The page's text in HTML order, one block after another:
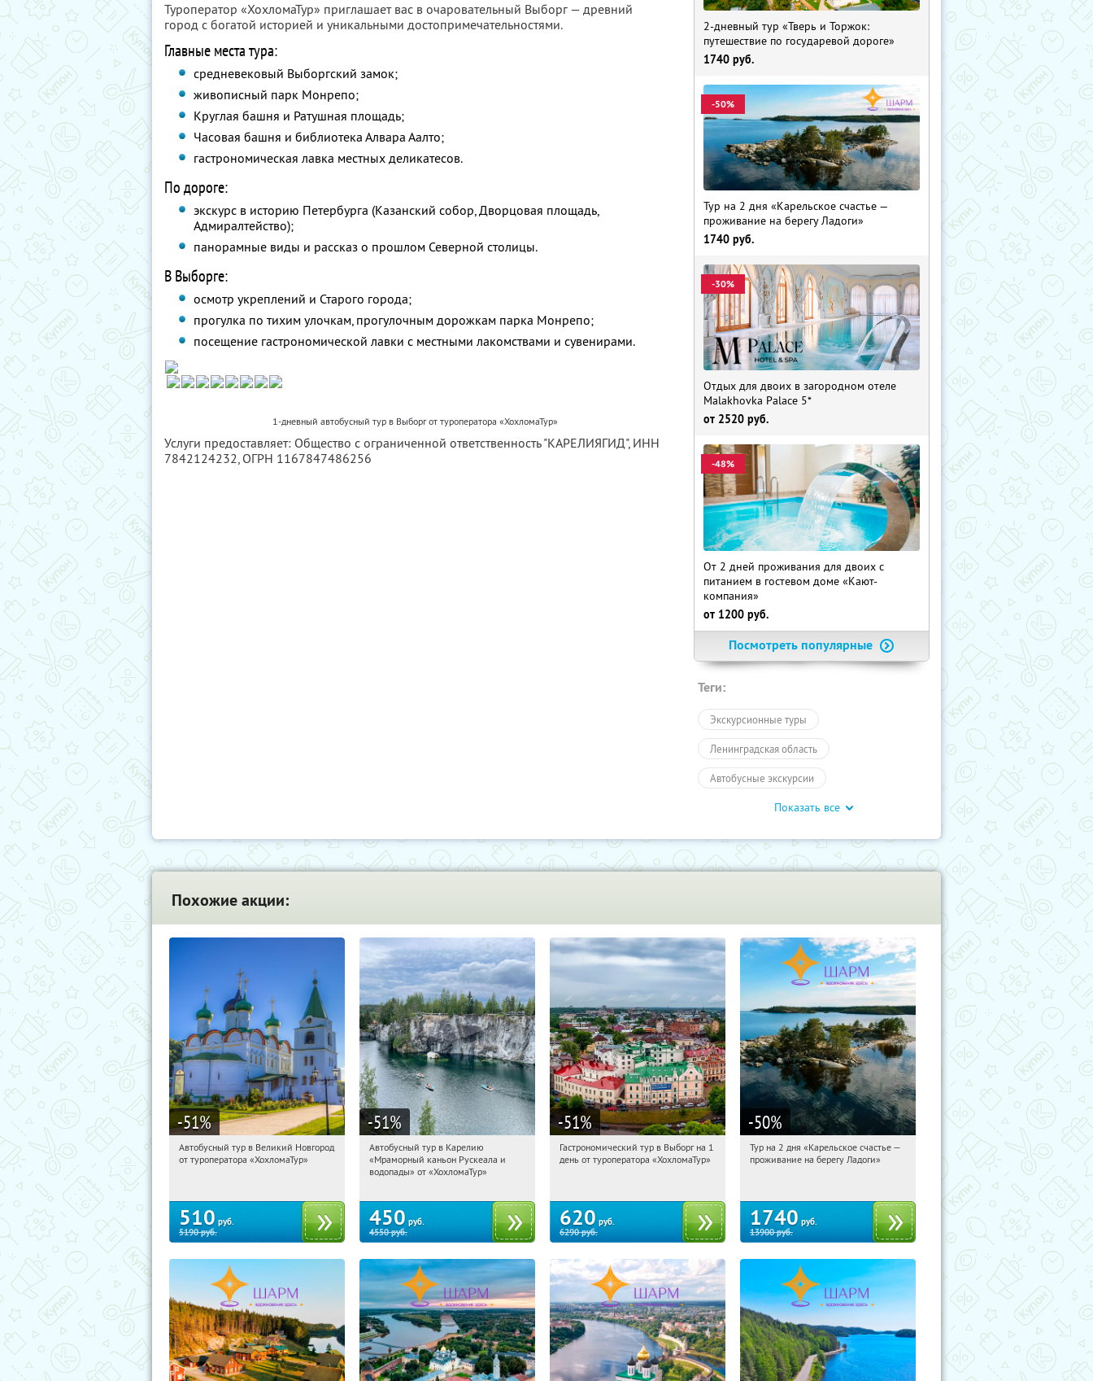
Туроператор «ХохломаТур» приглашает вас в очаровательный Выборг — древний
город с богатой историей и уникальными достопримечательностями.
Главные места тура:
средневековый Выборгский замок;
живописный парк Монрепо;
Круглая башня и Ратушная площадь;
Часовая башня и библиотека Алвара Аалто;
гастрономическая лавка местных деликатесов.
По дороге:
экскурс в историю Петербурга (Казанский собор, Дворцовая площадь,
Адмиралтейство);
панорамные виды и рассказ о прошлом Северной столицы.
В Выборге:
осмотр укреплений и Старого города;
прогулка по тихим улочкам, прогулочным дорожкам парка Монрепо;
посещение гастрономической лавки с местными лакомствами и сувенирами.
1-дневный автобусный тур в Выборг от туроператора «ХохломаТур»
Услуги предоставляет: Общество с ограниченной ответственность "КАРЕЛИЯГИД", ИНН
7842124232, ОГРН 1167847486256
2-дневный тур «Тверь и Торжок:
путешествие по государевой дороге»
1740 руб.
-50%
Тур на 2 дня «Карельское счастье —
проживание на берегу Ладоги»
1740 руб.
-30%
Отдых для двоих в загородном отеле
Malakhovka Palace 5*
от 2520 руб.
-48%
От 2 дней проживания для двоих с
питанием в гостевом доме «Кают-
компания»
от 1200 руб.
Посмотреть популярные
Теги:
Экскурсионные туры
Ленинградская область
Автобусные экскурсии
Пешие экскурсии Туры
Экскурсии Туры Развлечения
Показать все
Похожие акции:
-51%
06:06:03 Купили:2
Автобусный тур в Великий Новгород
от туроператора «ХохломаТур»
510 руб.
5190руб.
-51%
06:06:03 Купили:
Сенная площадь
Автобусный тур в Карелию
«Мраморный каньон Рускеала и
водопады» от «ХохломаТур»
450 руб.
4550руб.
-51%
06:06:03 Купили:5
Гастрономический тур в Выборг на 1
день от туроператора «ХохломаТур»
620 руб.
6290руб.
-50%
06:06:03 Купили:39
Тур на 2 дня «Карельское счастье —
проживание на берегу Ладоги»
1740 руб.
13900руб.